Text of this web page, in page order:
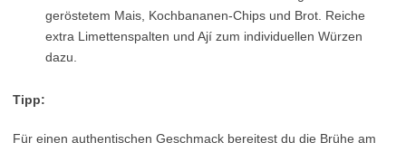
geröstetem Mais, Kochbananen-Chips und Brot. Reiche
extra Limettenspalten und Ají zum individuellen Würzen
dazu.
Tipp:
Für einen authentischen Geschmack bereitest du die Brühe am